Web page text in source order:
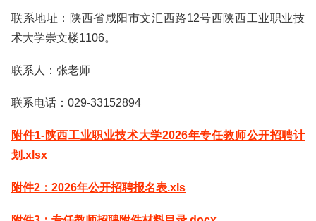
联系地址：陕西省咸阳市文汇西路12号西陕西工业职业技
术大学崇文楼1106。
联系人：张老师
联系电话：029-33152894
附件1-陕西工业职业技术大学2026年专任教师公开招聘计
划.xlsx
附件2：2026年公开招聘报名表.xls